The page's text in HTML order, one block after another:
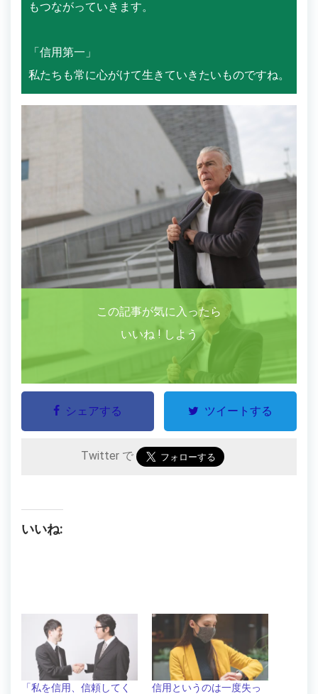
もつながっていきます。
「信用第一」
私たちも常に心がけて生きていきたいものですね。
この記事が気に入ったら
いいね ! しよう
シェアする ツイートする
Twitter で
いいね:
「私を信用、信頼してく
信用というのは一度失っ